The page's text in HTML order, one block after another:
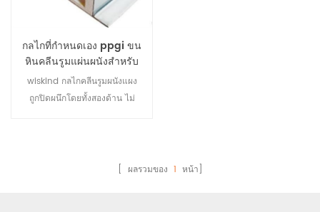
กลไกที่กำหนดเอง ppgi ขน
หินคลีนรูมแผ่นผนังสำหรับ
โรงงานอาหาร
wiskind กลไกคลีนรูมผนังแผง
ถูกปิดผนึกโดยทั้งสองด้าน ไม่
หลาย มันมีวัสดุหลักเช่นขนหิน,[ ผลรวมของ 1 หน้า]